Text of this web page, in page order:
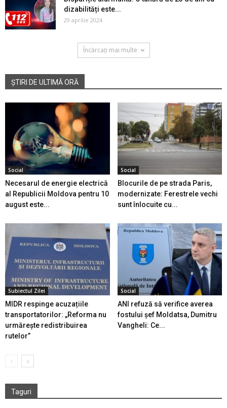
dizabilități este...
29 aprilie 2024
Încărcați mai multe
ȘTIRI DE ULTIMĂ ORĂ
Social
Necesarul de energie electrică
al Republicii Moldova pentru 10
august este...
Social
Blocurile de pe strada Paris,
modernizate: Ferestrele vechi
sunt înlocuite cu...
Subiectul Zilei
MIDR respinge acuzațiile
transportatorilor: „Reforma nu
urmărește redistribuirea
rutelor”
Social
ANI refuză să verifice averea
fostului șef Moldatsa, Dumitru
Vangheli: Ce...
Taguri